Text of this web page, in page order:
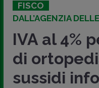
FISCO
DALL’AGENZIA
IVA al 4%
di
sussidi